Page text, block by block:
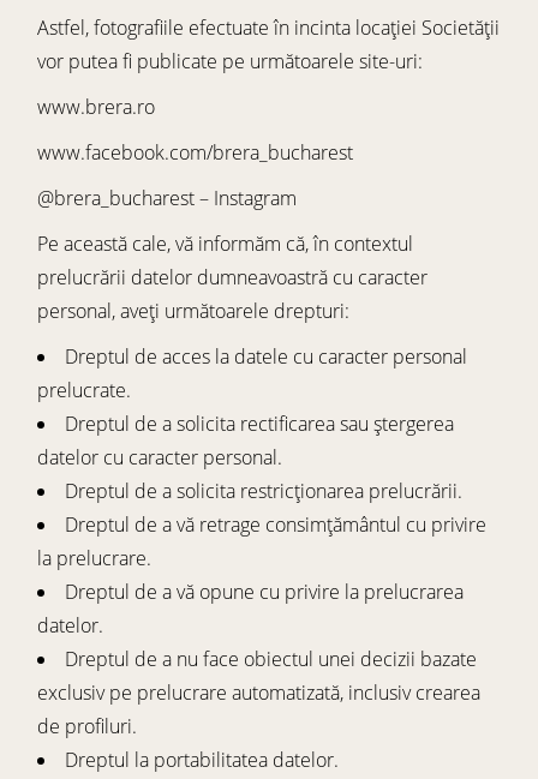
Astfel, fotografiile efectuate în incinta locației Societății
vor putea fi publicate pe următoarele site-uri:
www.brera.ro
www.facebook.com/brera_bucharest
@brera_bucharest – Instagram
Pe această cale, vă informăm că, în contextul
prelucrării datelor dumneavoastră cu caracter
personal, aveți următoarele drepturi:
Dreptul de acces la datele cu caracter personal
prelucrate.
Dreptul de a solicita rectificarea sau ștergerea
datelor cu caracter personal.
Dreptul de a solicita restricționarea prelucrării.
Dreptul de a vă retrage consimțământul cu privire
la prelucrare.
Dreptul de a vă opune cu privire la prelucrarea
datelor.
Dreptul de a nu face obiectul unei decizii bazate
exclusiv pe prelucrare automatizată, inclusiv crearea
de profiluri.
Dreptul la portabilitatea datelor.